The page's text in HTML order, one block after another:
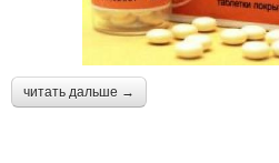
читать дальше →